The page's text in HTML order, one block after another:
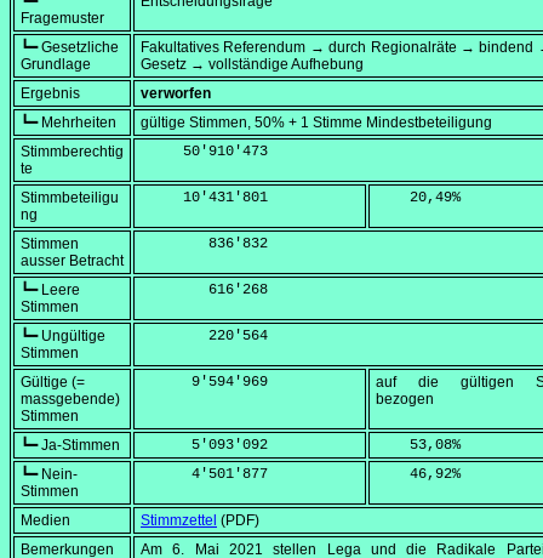
Fragemuster
┗━ Gesetzliche
Grundlage
Fakultatives Referendum → durch Regionalräte → bindend
Gesetz → vollständige Aufhebung
Ergebnis
verworfen
┗━ Mehrheiten
gültige Stimmen, 50% + 1 Stimme Mindestbeteiligung
Stimmberechtig
te
     50'910'473
Stimmbeteiligu
ng
     10'431'801
    20,49
%
Stimmen
ausser Betracht
        836'832
┗━ Leere
Stimmen
        616'268
┗━ Ungültige
Stimmen
        220'564
Gültige (=
massgebende)
Stimmen
      9'594'969
auf die gültigen
bezogen
┗━ Ja-Stimmen
      5'093'092
    53,08
%
┗━ Nein-
Stimmen
      4'501'877
    46,92
%
Medien Stimmzettel (PDF)
Bemerkungen
Am6. Mai 2021 stellen Lega und die Radikale